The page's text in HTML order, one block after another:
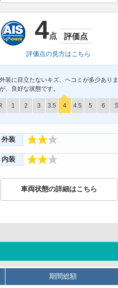
4点 評価点
評価点の見方はこちら
装に目立たないキズ、ヘコミが多少ありま
、良好な状態です。
1 2 3 3.5 4 4.5 5 6 S
外装
内装
車両状態の詳細はこちら
期間総額